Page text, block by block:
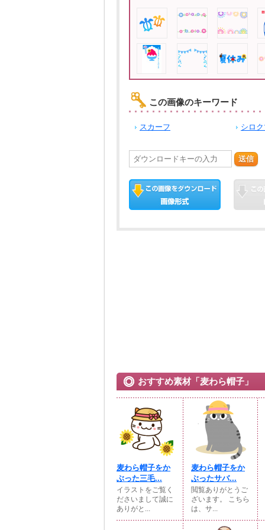
この画像のキーワード
スカーフ シロ
送信
おすすめ素材「麦わら帽子」
麦わら帽子をか
ぶった三毛...
イラストをご覧く
ださいまして誠に
ありがと...
麦わら帽子をか
ぶったサバ...
閲覧ありがとうご
ざいます。 こちら
は、サ...